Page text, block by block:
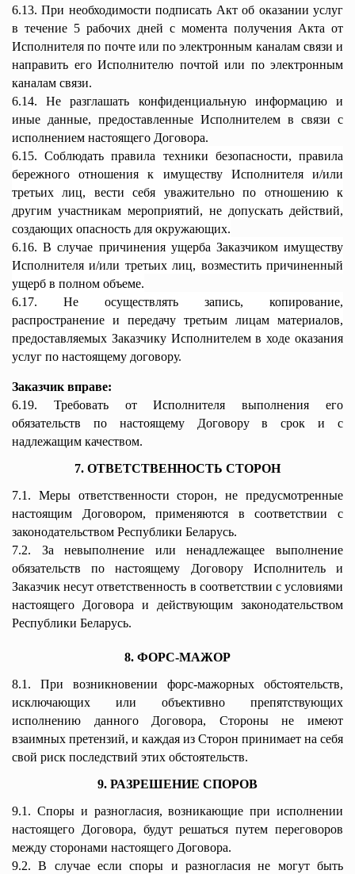
6.13. При необходимости подписать Акт об оказании услуг
в течение 5 рабочих дней с момента получения Акта от
Исполнителя по почте или по электронным каналам связи и
направить его Исполнителю почтой или по электронным
каналам связи.
6.14. Не разглашать конфиденциальную информацию и
иные данные, предоставленные Исполнителем в связи с
исполнением настоящего Договора.
6.15. Соблюдать правила техники безопасности, правила
бережного отношения к имуществу Исполнителя и/или
третьих лиц, вести себя уважительно по отношению к
другим участникам мероприятий, не допускать действий,
создающих опасность для окружающих.
6.16. В случае причинения ущерба Заказчиком имуществу
Исполнителя и/или третьих лиц, возместить причиненный
ущерб в полном объеме.
6.17. Не осуществлять запись, копирование,
распространение и передачу третьим лицам материалов,
предоставляемых Заказчику Исполнителем в ходе оказания
услуг по настоящему договору.
Заказчик вправе:
6.19. Требовать от Исполнителя выполнения его
обязательств по настоящему Договору в срок и с
надлежащим качеством.
7. ОТВЕТСТВЕННОСТЬ СТОРОН
7.1. Меры ответственности сторон, не предусмотренные
настоящим Договором, применяются в соответствии с
законодательством Республики Беларусь.
7.2. За невыполнение или ненадлежащее выполнение
обязательств по настоящему Договору Исполнитель и
Заказчик несут ответственность в соответствии с условиями
настоящего Договора и действующим законодательством
Республики Беларусь.
8. ФОРС-МАЖОР
8.1. При возникновении форс-мажорных обстоятельств,
исключающих или объективно препятствующих
исполнению данного Договора, Стороны не имеют
взаимных претензий, и каждая из Сторон принимает на себя
свой риск последствий этих обстоятельств.
9. РАЗРЕШЕНИЕ СПОРОВ
9.1. Споры и разногласия, возникающие при исполнении
настоящего Договора, будут решаться путем переговоров
между сторонами настоящего Договора.
9.2. В случае если споры и разногласия не могут быть